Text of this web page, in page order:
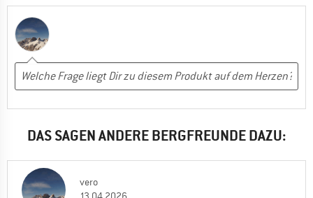
DAS SAGEN ANDERE BERGFREUNDE DAZU:
vero